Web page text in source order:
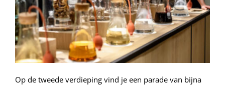
Op de tweede verdieping vind je een parade van bijna